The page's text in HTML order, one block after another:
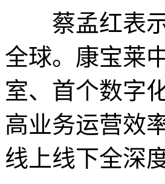
蔡孟红表示
全球。康宝莱
室、首个数字
高业务运营效
线上线下全深